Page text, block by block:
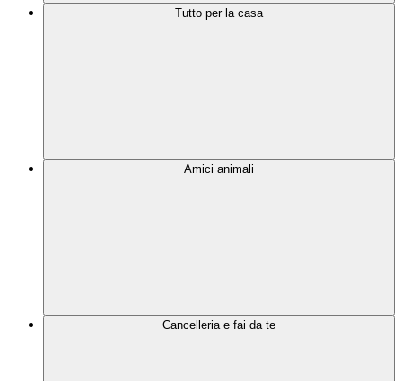
Tutto per la casa
Amici animali
Cancelleria e fai da te